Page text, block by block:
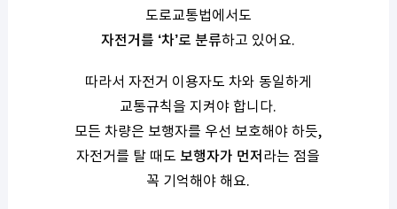
도로교통법에서도
자전거를 ‘차’로 분류하고 있어요.
따라서 자전거 이용자도 차와 동일하게
교통규칙을 지켜야 합니다.
모든 차량은 보행자를 우선 보호해야 하듯,
자전거를 탈 때도보행자가 먼저 라는 점을
꼭 기억해야 해요.